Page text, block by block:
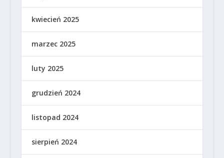
kwiecień 2025
marzec 2025
luty 2025
grudzień 2024
listopad 2024
sierpień 2024